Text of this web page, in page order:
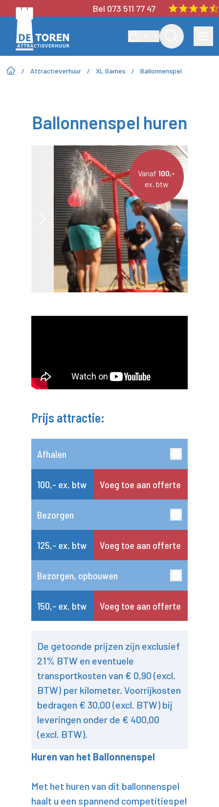
Bel 073 511 77 47
/ Attractieverhuur / XL Games / Ballonnenspel
Ballonnenspel huren
Vanaf 100,-
ex. btw
Prijs attractie:
Afhalen
100,- ex. btw Voeg toe aan offerte
Bezorgen
125,- ex. btw Voeg toe aan offerte
Bezorgen, opbouwen
150,- ex. btw Voeg toe aan offerte
De getoonde prijzen zijn exclusief
21% BTW en eventuele
transportkosten van € 0,90 (excl.
BTW) per kilometer. Voorrijkosten
bedragen € 30,00 (excl. BTW) bij
leveringen onder de € 400,00
(excl. BTW).
Huren van het Ballonnenspel
Met het huren van dit ballonnenspel
haalt u een spannend competitiespel